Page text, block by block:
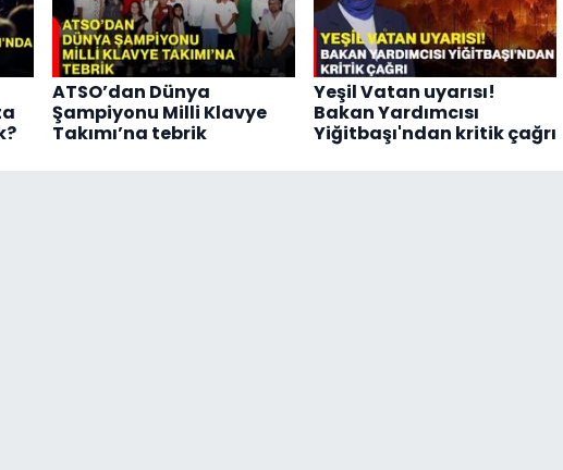
ATSO’dan Dünya
Şampiyonu Milli Klavye
Takımı’na tebrik
Yeşil Vatan uyarısı!
Bakan Yardımcısı
Yiğitbaşı'ndan kritik çağrı